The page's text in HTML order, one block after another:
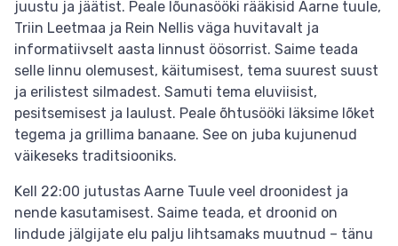
juustu ja jäätist. Peale lõunasööki rääkisid Aarne tuule,
Triin Leetmaa ja Rein Nellis väga huvitavalt ja
informatiivselt aasta linnust öösorrist. Saime teada
selle linnu olemusest, käitumisest, tema suurest suust
ja erilistest silmadest. Samuti tema eluviisist,
pesitsemisest ja laulust. Peale õhtusööki läksime lõket
tegema ja grillima banaane. See on juba kujunenud
väikeseks traditsiooniks.
Kell 22:00 jutustas Aarne Tuule veel droonidest ja
nende kasutamisest. Saime teada, et droonid on
lindude jälgijate elu palju lihtsamaks muutnud – tänu